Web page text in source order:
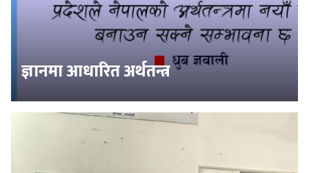
ज्ञानमा आधारित अर्थतन्त्र